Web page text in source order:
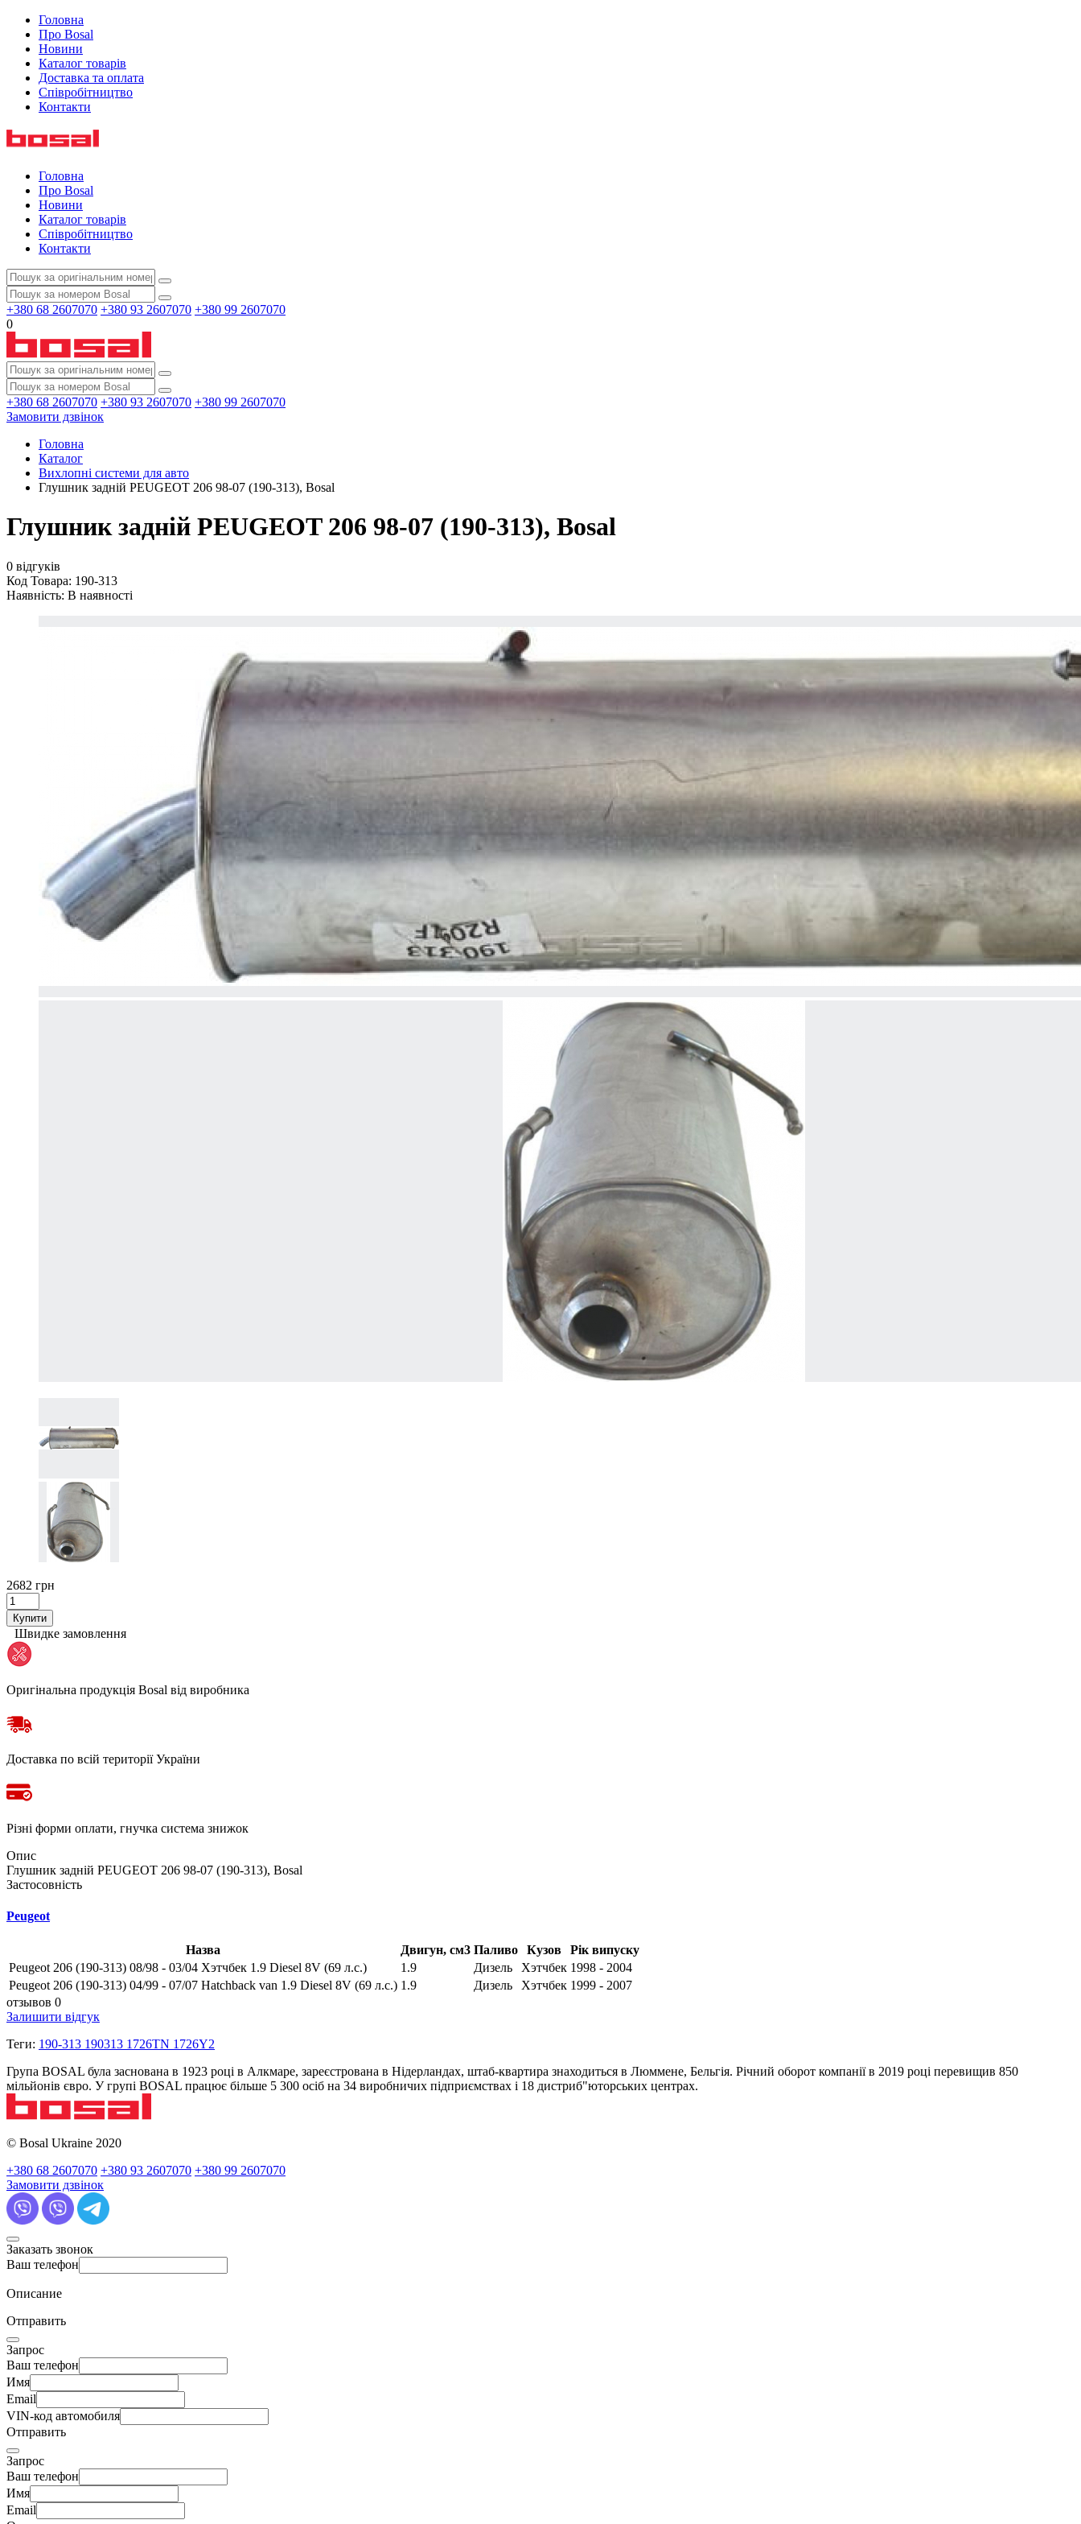
Головна
Про Bosal
Новини
Каталог товарів
Доставка та оплата
Співробітництво
Контакти
Головна
Про Bosal
Новини
Каталог товарів
Співробітництво
Контакти
+380 68 2607070 +380 93 2607070 +380 99 2607070
0
+380 68 2607070 +380 93 2607070 +380 99 2607070
Замовити дзвінок
Головна
Каталог
Вихлопні системи для авто
Глушник задній PEUGEOT 206 98-07 (190-313), Bosal
Глушник задній PEUGEOT 206 98-07 (190-313), Bosal
0 відгуків
Код Товара: 190-313
Наявність: В наявності
2682 грн
Купити
Швидке замовлення
Оригінальна продукція Bosal від виробника
Доставка по всій території України
Різні форми оплати, гнучка система знижок
Опис
Глушник задній PEUGEOT 206 98-07 (190-313), Bosal
Застосовність
Peugeot
Назва Двигун, см3 Паливо Кузов
Рік випуску
Peugeot 206 (190-313) 08/98 - 03/04 Хэтчбек 1.9 Diesel 8V (69 л.с.)
1.9 Дизель Хэтчбек 1998 - 2004
Peugeot 206 (190-313) 04/99 - 07/07 Hatchback van 1.9 Diesel 8V (69 л.с.) 1.9 Дизель Хэтчбек 1999 - 2007
отзывов 0
Залишити відгук
Теги: 190-313 190313 1726TN 1726Y2
Група BOSAL була заснована в 1923 році в Алкмаре, зареєстрована в Нідерландах, штаб-квартира знаходиться в Люммене, Бельгія. Річний оборот компанії в 2019 році перевищив 850
мільйонів євро. У групі BOSAL працює більше 5 300 осіб на 34 виробничих підприємствах і 18 дистриб"юторських центрах.
© Bosal Ukraine 2020
+380 68 2607070 +380 93 2607070 +380 99 2607070
Замовити дзвінок
Заказать звонок
Ваш телефон
Описание
Отправить
Запрос
Ваш телефон
Имя
Email
VIN-код автомобиля
Отправить
Запрос
Ваш телефон
Имя
Email